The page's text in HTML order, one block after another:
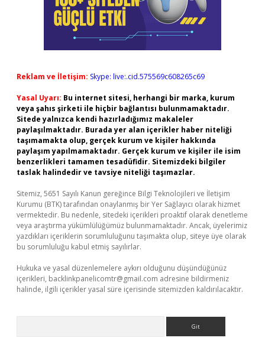
Reklam ve İletişim: Skype: live:.cid.575569c608265c69
Yasal Uyarı: Bu internet sitesi, herhangi bir marka, kurum
veya şahıs şirketi ile hiçbir bağlantısı bulunmamaktadır.
Sitede yalnızca kendi hazırladığımız makaleler
paylaşılmaktadır. Burada yer alan içerikler haber niteliği
taşımamakta olup, gerçek kurum ve kişiler hakkında
paylaşım yapılmamaktadır. Gerçek kurum ve kişiler ile isim
benzerlikleri tamamen tesadüfidir. Sitemizdeki bilgiler
taslak halindedir ve tavsiye niteliği taşımazlar.
Sitemiz, 5651 Sayılı Kanun gereğince Bilgi Teknolojileri ve İletişim
Kurumu (BTK) tarafından onaylanmış bir Yer Sağlayıcı olarak hizmet
vermektedir. Bu nedenle, sitedeki içerikleri proaktif olarak denetleme
veya araştırma yükümlülüğümüz bulunmamaktadır. Ancak, üyelerimiz
yazdıkları içeriklerin sorumluluğunu taşımakta olup, siteye üye olarak
bu sorumluluğu kabul etmiş sayılırlar.
Hukuka ve yasal düzenlemelere aykırı olduğunu düşündüğünüz
içerikleri, backlinkpanelicomtr@gmail.com adresine bildirmeniz
halinde, ilgili içerikler yasal süre içerisinde sitemizden kaldırılacaktır.